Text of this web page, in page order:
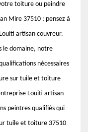
toiture ou peindre
Mire 37510 ; pensez à
artisan couvreur.
le domaine, notre
nécessaires
sur tuile et toiture
Louiti artisan
peintres qualifiés qui
tuile et toiture 37510